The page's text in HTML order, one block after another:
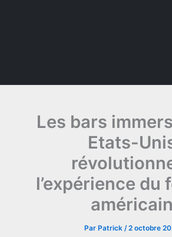
Les bars
Etats-
l’expérience du
américain
Par Patrick /2 octobre